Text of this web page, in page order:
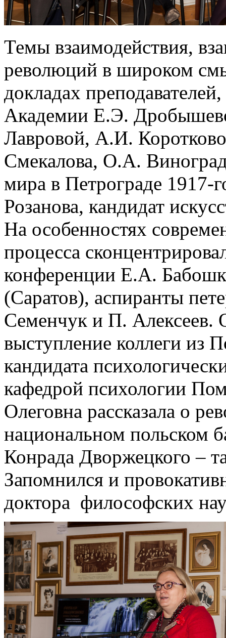
Темы взаимодействия,
революций в широком
докладах
Академии Е.Э.
Лавровой, А.И.
Смекалова, О.А.
мира в Петрограде 1917-
Розанова, кандидат
На особенностях
процесса
конференции Е.А.
(Саратов), аспиранты
Семенчук и П. Алексеев.
выступление коллеги
кандидата
кафедрой психологии
Олеговна рассказала о
национальном польском
Конрада Дворжецкого –
Запомнился и
доктора философских